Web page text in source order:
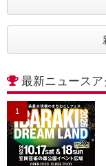
最新ニュース
1